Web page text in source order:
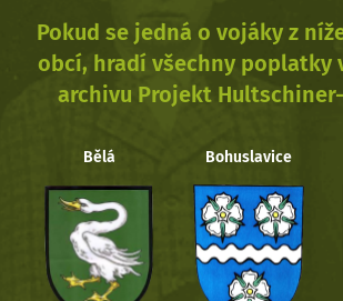
Pokud se jedná o vojáky z
obcí, hradí všechny poplatky
archivu Projekt
Bělá Bohuslavice